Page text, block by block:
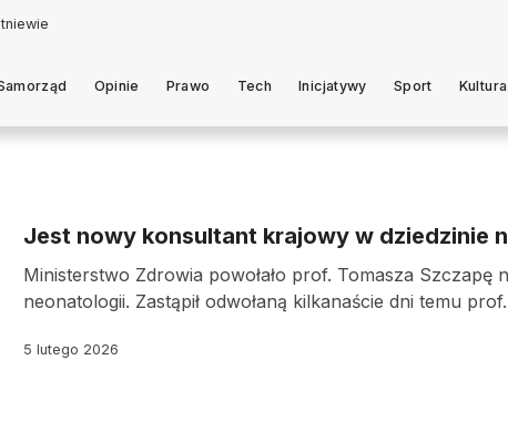
Opinie Prawo Tech Inicjatywy Sport Kultura
Jest nowy konsultant krajowy w dziedzinie
Ministerstwo Zdrowia powołało prof. Tomasza
neonatologii. Zastąpił odwołaną kilkanaście dni temu
5 lutego 2026